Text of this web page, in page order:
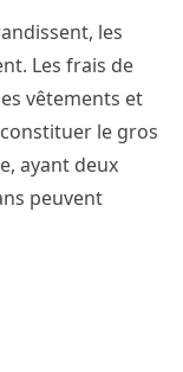
les
Les frais de
vêtements et
le gros
ayant deux
peuvent